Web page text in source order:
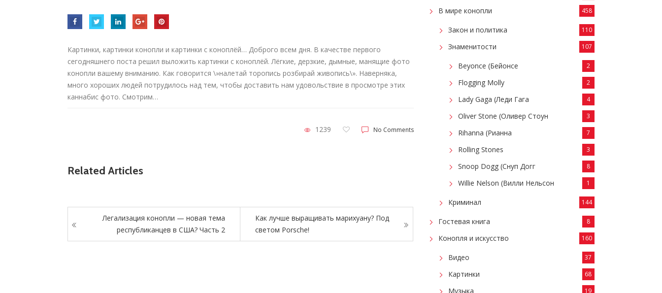
Картинки, картинки конопли и картинки с коноплёй… Доброго всем дня. В качестве первого
сегодняшнего поста решил выложить картинки с коноплёй. Лёгкие, дерзкие, дымные, манящие фото
конопли вашему вниманию. Как говорится \»налетай торопись розбирай живопись\». Наверняка,
много хороших людей потрудилось над тем, чтобы доставить нам удовольствие в просмотре этих
каннабис фото. Смотрим…
1239 No Comments
Related Articles
Легализация конопли — новая тема
республиканцев в США? Часть 2
Как лучше выращивать марихуану? Под
светом Porsche!
В мире конопли 458
Закон и политика 110
Знаменитости 107
Beyonce (Бейонсе 2
Flogging Molly 2
Lady Gaga (Леди Гага 4
Oliver Stone (Оливер Стоун 3
Rihanna (Рианна 7
Rolling Stones 3
Snoop Dogg (Снуп Догг 8
Willie Nelson (Вилли Нельсон 1
Криминал 144
Гостевая книга 8
Конопля и искусство 160
Видео 37
Картинки 68
Музыка 19